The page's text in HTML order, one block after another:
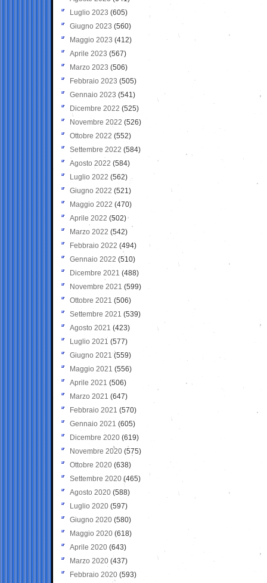
Luglio 2023 (605)
Giugno 2023 (560)
Maggio 2023 (412)
Aprile 2023 (567)
Marzo 2023 (506)
Febbraio 2023 (505)
Gennaio 2023 (541)
Dicembre 2022 (525)
Novembre 2022 (526)
Ottobre 2022 (552)
Settembre 2022 (584)
Agosto 2022 (584)
Luglio 2022 (562)
Giugno 2022 (521)
Maggio 2022 (470)
Aprile 2022 (502)
Marzo 2022 (542)
Febbraio 2022 (494)
Gennaio 2022 (510)
Dicembre 2021 (488)
Novembre 2021 (599)
Ottobre 2021 (506)
Settembre 2021 (539)
Agosto 2021 (423)
Luglio 2021 (577)
Giugno 2021(559)
Maggio 2021 (556)
Aprile 2021 (506)
Marzo 2021 (647)
Febbraio 2021 (570)
Gennaio 2021 (605)
Dicembre 2020 (619)
Novembre 2020 (575)
Ottobre 2020 (638)
Settembre 2020(465)
Agosto 2020 (588)
Luglio 2020 (597)
Giugno 2020 (580)
Maggio 2020 (618)
Aprile 2020 (643)
Marzo 2020 (437)
Febbraio 2020 (593)